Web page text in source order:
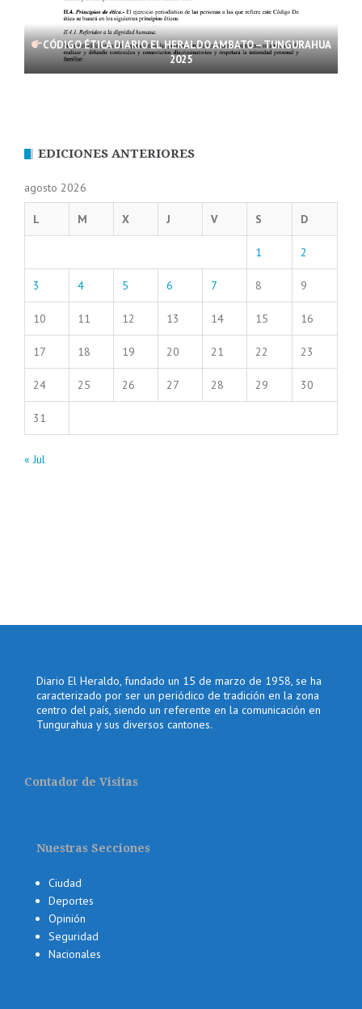
CÓDIGO ÉTICA DIARIO EL HERALDO AMBATO – TUNGURAHUA
2025
EDICIONES ANTERIORES
agosto 2026
L M X J V S D
1 2
3 4 5 6 7 8 9
10 11 12 13 14 15 16
17 18 19 20 21 22 23
24 25 26 27 28 29 30
31
« Jul
Diario El Heraldo, fundado un 15 de marzo de 1958, se ha
caracterizado por ser un periódico de tradición en la zona
centro del país, siendo un referente en la comunicación en
Tungurahua y sus diversos cantones.
Contador de Visitas
Nuestras Secciones
Ciudad
Deportes
Opinión
Seguridad
Nacionales